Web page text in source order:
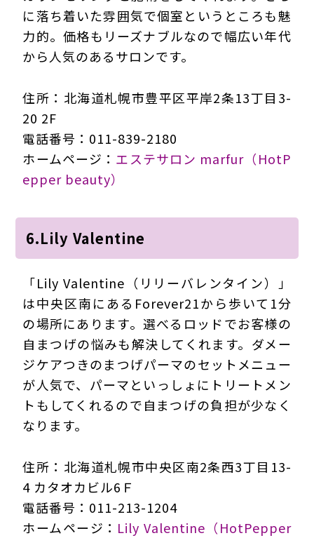
に落ち着いた雰囲気で個室というところも魅
力的。価格もリーズナブルなので幅広い年代
から人気のあるサロンです。
住所：北海道札幌市豊平区平岸2条13丁目3-
20 2F
電話番号：011-839-2180
ホームページ： エステサロン marfur（HotP
epper beauty）
6.Lily Valentine
「Lily Valentine（リリーバレンタイン）」
は中央区南にあるForever21から歩いて1分
の場所にあります。選べるロッドでお客様の
自まつげの悩みも解決してくれます。ダメー
ジケアつきのまつげパーマのセットメニュー
が人気で、パーマといっしょにトリートメン
トもしてくれるので自まつげの負担が少なく
なります。
住所：北海道札幌市中央区南2条西3丁目13-
4 カタオカビル6Ｆ
電話番号：011-213-1204
ホームページ： Lily Valentine（HotPepper